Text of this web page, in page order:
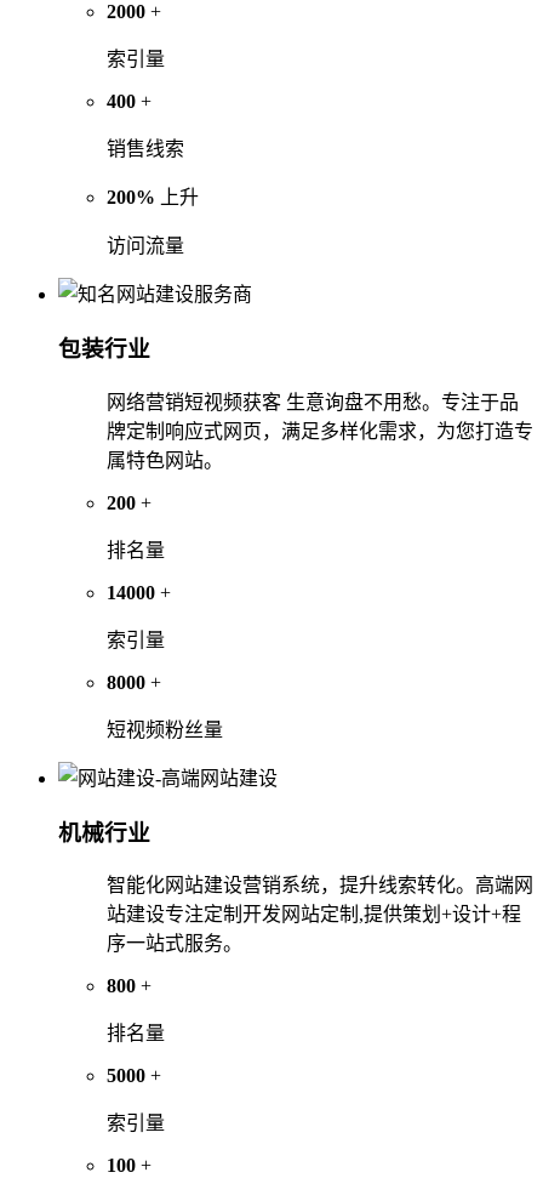
2000 +
索引量
400 +
销售线索
200% 上升
访问流量
包装行业
网络营销短视频获客 生意询盘不用愁。专注于品
牌定制响应式网页，满足多样化需求，为您打造专
属特色网站。
200 +
排名量
14000 +
索引量
8000 +
短视频粉丝量
机械行业
智能化网站建设营销系统，提升线索转化。高端网
站建设专注定制开发网站定制,提供策划+设计+程
序一站式服务。
800 +
排名量
5000 +
索引量
100 +